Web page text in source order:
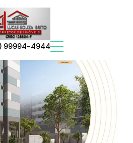
99994-4944